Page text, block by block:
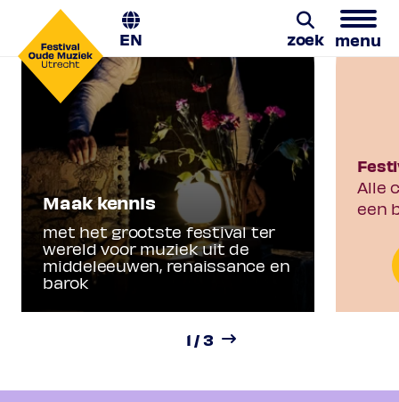
EN zoek menu
Festival Oude Muziek
Utrecht 2026 - Giving
Voice
28 augustus t/m 6 september | Het
grootste festival ter wereld voor
muziek uit middeleeuwen, renaissance
en barok. Koop uw kaarten nu.
1/3
Maak kennis
met het grootste festival ter
wereld voor muziek uit de
middeleeuwen, renaissance en
barok
Alle
een